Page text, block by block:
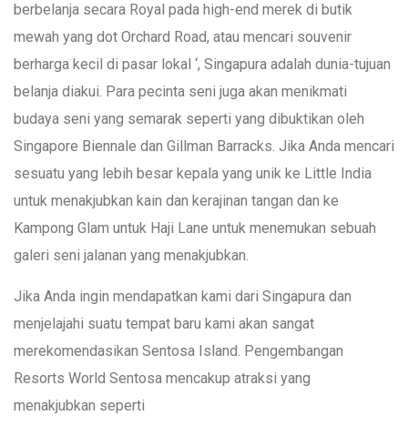
berbelanja secara Royal pada high-end merek di butik
mewah yang dot Orchard Road, atau mencari souvenir
berharga kecil di pasar lokal ‘, Singapura adalah dunia-tujuan
belanja diakui. Para pecinta seni juga akan menikmati
budaya seni yang semarak seperti yang dibuktikan oleh
Singapore Biennale dan Gillman Barracks. Jika Anda mencari
sesuatu yang lebih besar kepala yang unik ke Little India
untuk menakjubkan kain dan kerajinan tangan dan ke
Kampong Glam untuk Haji Lane untuk menemukan sebuah
galeri seni jalanan yang menakjubkan.
Jika Anda ingin mendapatkan kami dari Singapura dan
menjelajahi suatu tempat baru kami akan sangat
merekomendasikan Sentosa Island. Pengembangan
Resorts World Sentosa mencakup atraksi yang
menakjubkan seperti